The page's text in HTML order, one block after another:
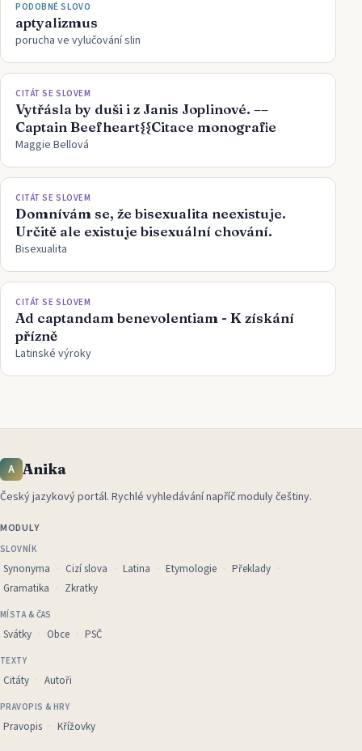
PODOBNÉ SLOVO
aptyalizmus
porucha ve vylučování slin
CITÁT SE SLOVEM
Vytřásla by duši i z Janis Joplinové. ––
Captain Beefheart{{Citace monografie
Maggie Bellová
CITÁT SE SLOVEM
Domnívám se, že bisexualita neexistuje.
Určitě ale existuje bisexuální chování.
Bisexualita
CITÁT SE SLOVEM
Ad captandam benevolentiam - K získání
přízně
Latinské výroky
A Anika
Český jazykový portál. Rychlé vyhledávání napříč moduly češtiny.
MODULY
SLOVNÍK
Synonyma Cizí slova Latina Etymologie
Překlady
Gramatika
Zkratky
MÍSTA & ČAS
Svátky Obce PSČ
TEXTY
Citáty Autoři
PRAVOPIS & HRY
Pravopis Křížovky